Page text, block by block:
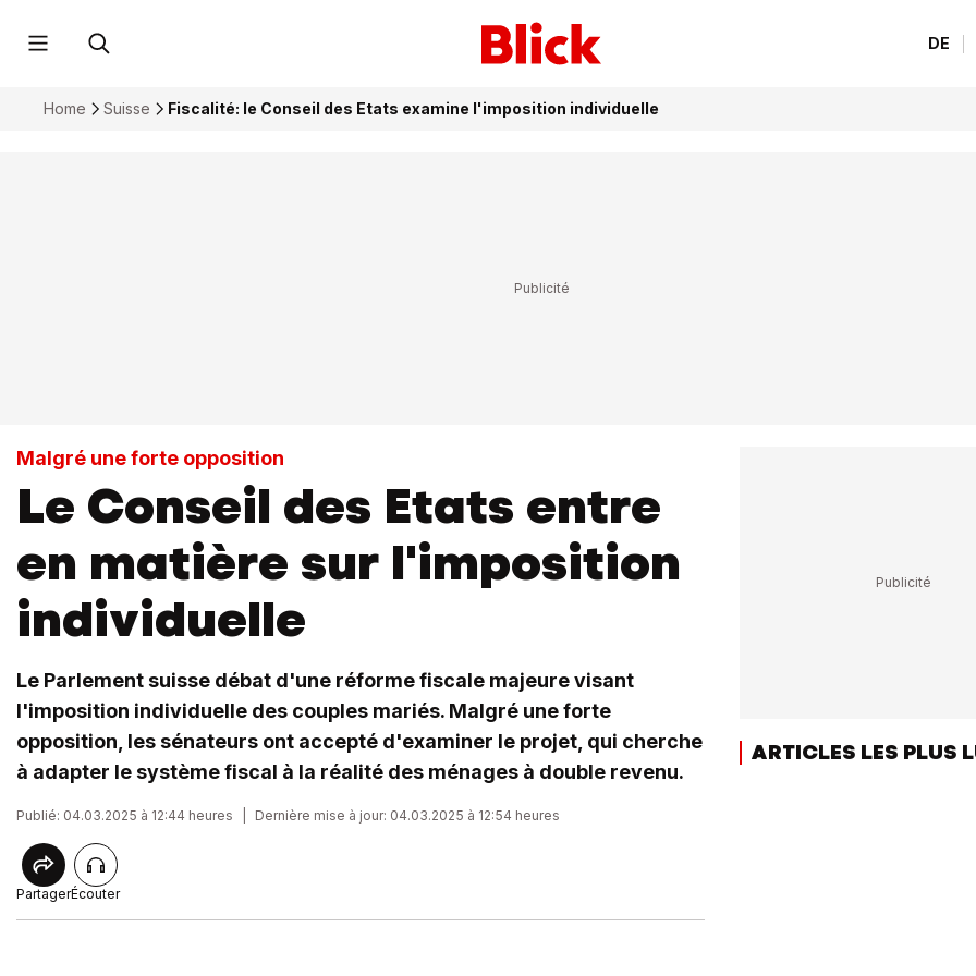
DE
Home Suisse Fiscalité: le Conseil des Etats examine l'imposition individuelle
Malgré une forte opposition
Le Conseil des Etats entre
en matière sur l'imposition
individuelle
Le Parlement suisse débat d'une réforme fiscale majeure visant
l'imposition individuelle des couples mariés. Malgré une forte
opposition, les sénateurs ont accepté d'examiner le projet, qui cherche
à adapter le système fiscal à la réalité des ménages à double revenu.
Publié: 04.03.2025 à 12:44 heures Dernière mise à jour: 04.03.2025 à 12:54 heures
PartagerÉcouter
ARTICLES LES PLUS